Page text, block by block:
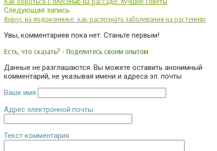
Следующая запись
Вирус на подоконнике: как распознать заболевания на растениях
Увы, комментариев пока нет. Станьте первым!
Есть, что сказать? - Поделитесь своим опытом
Данные не разглашаются. Вы можете оставить анонимный
комментарий, не указывая имени и адреса эл. почты
Ваше имя
Адрес электронной почты
Текст комментария